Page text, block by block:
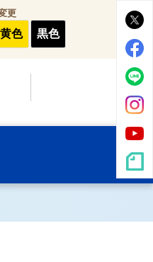
更
黄色 黒色